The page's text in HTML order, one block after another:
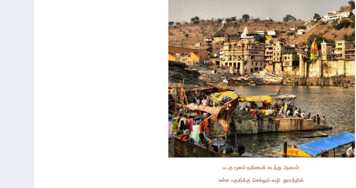
படகு மூலம் நதியைக் கடந்து ஆலயம்
உள்ள பகுதிக்கு செல்லும் வழி. தூரத்தில்